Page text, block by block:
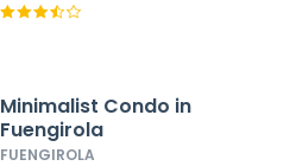
Minimalist Condo in
Fuengirola
FUENGIROLA